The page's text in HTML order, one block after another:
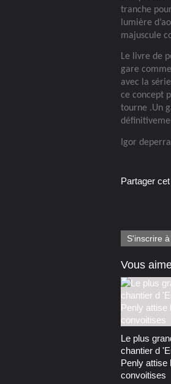
tranche
lumière
majuscule
Le livre de
gare
avec la
ce concept
tourne .Un
Igor
Partager
S'inscrire
Vous
Le plus
chantier d
Penly attise
convoitises